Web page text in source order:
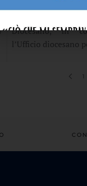
Diocesano, in
l’Ufficio diocesano
1